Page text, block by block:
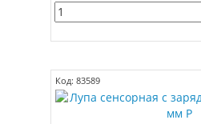
Код: 83589